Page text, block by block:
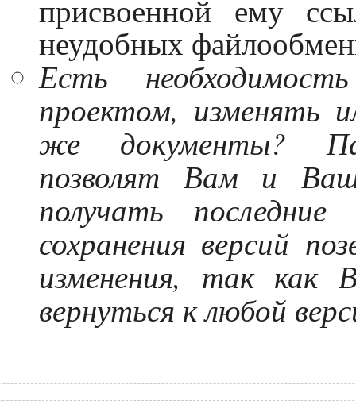
присвоенной ему
неудобных
Есть
проектом, изменять
же документы?
позволят Вам и
получать
сохранения версий
изменения, так
вернуться к любой